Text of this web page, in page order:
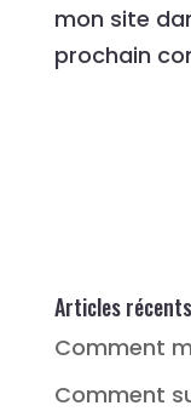
mon site
prochain
Articles récents
Comment
Comment